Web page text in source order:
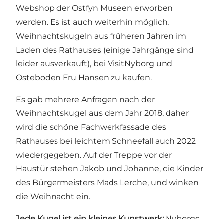
Webshop der Ostfyn Museen erworben
werden. Es ist auch weiterhin möglich,
Weihnachtskugeln aus früheren Jahren im
Laden des Rathauses (einige Jahrgänge sind
leider ausverkauft), bei VisitNyborg und
Osteboden Fru Hansen zu kaufen.
Es gab mehrere Anfragen nach der
Weihnachtskugel aus dem Jahr 2018, daher
wird die schöne Fachwerkfassade des
Rathauses bei leichtem Schneefall auch 2022
wiedergegeben. Auf der Treppe vor der
Haustür stehen Jakob und Johanne, die Kinder
des Bürgermeisters Mads Lerche, und winken
die Weihnacht ein.